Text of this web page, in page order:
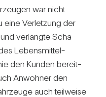
war nicht
eine Ver­let­zung der
ver­langte Scha­
Lebens­mit­tel­
den Kunden bereit­
Anwohner den
auch teil­weise